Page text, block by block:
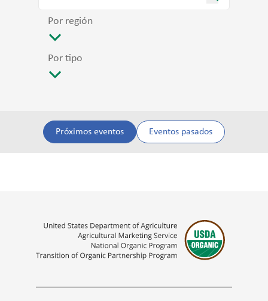
Por región
Por tipo
Próximos eventos Eventos pasados